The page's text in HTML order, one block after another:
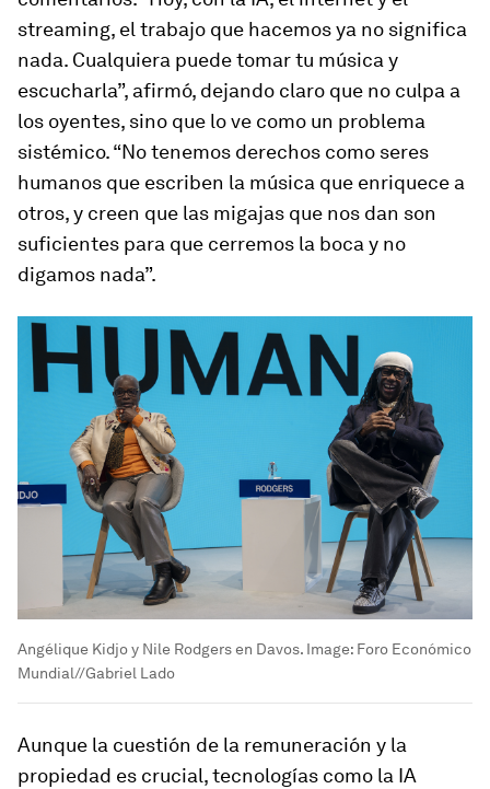
streaming, el trabajo que hacemos ya no significa
nada. Cualquiera puede tomar tu música y
escucharla”, afirmó, dejando claro que no culpa a
los oyentes, sino que lo ve como un problema
sistémico. “No tenemos derechos como seres
humanos que escriben la música que enriquece a
otros, y creen que las migajas que nos dan son
suficientes para que cerremos la boca y no
digamos nada”.
Angélique Kidjo y Nile Rodgers en Davos. Image: Foro Económico
Mundial//Gabriel Lado
Aunque la cuestión de la remuneración y la
propiedad es crucial, tecnologías como la IA